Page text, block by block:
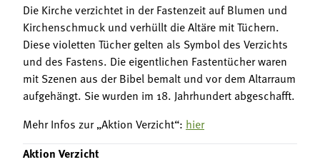
Die Kirche verzichtet in der Fastenzeit auf Blumen und
Kirchenschmuck und verhüllt die Altäre mit Tüchern.
Diese violetten Tücher gelten als Symbol des Verzichts
und des Fastens. Die eigentlichen Fastentücher waren
mit Szenen aus der Bibel bemalt und vor dem Altarraum
aufgehängt. Sie wurden im 18. Jahrhundert abgeschafft.
Mehr Infos zur „Aktion Verzicht“: hier
Aktion Verzicht